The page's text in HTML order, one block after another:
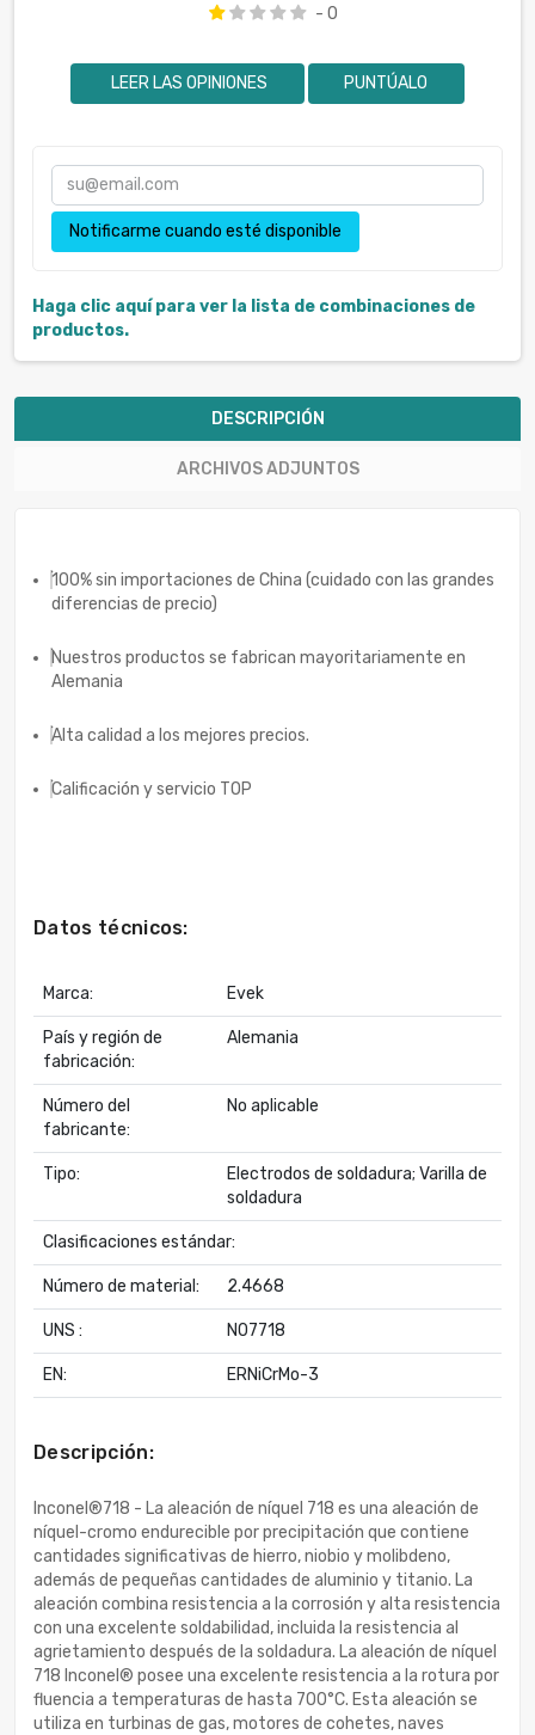
- 0
LEER LAS OPINIONES PUNTÚALO
Notificarme cuando esté disponible
Haga clic aquí para ver la lista de combinaciones de
productos.
DESCRIPCIÓN
ARCHIVOS ADJUNTOS
100% sin importaciones de China (cuidado con las grandes
diferencias de precio)
Nuestros productos se fabrican mayoritariamente en
Alemania
Alta calidad a los mejores precios.
Calificación y servicio TOP
Datos técnicos:
Marca: Evek
País y región de
fabricación:
Alemania
Número del
fabricante:
No aplicable
Tipo:
Electrodos de soldadura; Varilla de
soldadura
Clasificaciones estándar:
Número de material: 2.4668
UNS : N07718
EN: ERNiCrMo-3
Descripción:
Inconel®718 - La aleación de níquel 718 es una aleación de
níquel-cromo endurecible por precipitación que contiene
cantidades significativas de hierro, niobio y molibdeno,
además de pequeñas cantidades de aluminio y titanio. La
aleación combina resistencia a la corrosión y alta resistencia
con una excelente soldabilidad, incluida la resistencia al
agrietamiento después de la soldadura. La aleación de níquel
718 Inconel® posee una excelente resistencia a la rotura por
fluencia a temperaturas de hasta 700°C. Esta aleación se
utiliza en turbinas de gas, motores de cohetes, naves